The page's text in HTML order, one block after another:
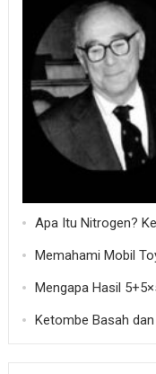
Apa Itu Nitrogen?
Memahami Mobil
Mengapa Hasil
Ketombe Basah